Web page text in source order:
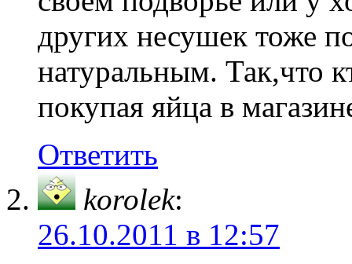
других несушек тоже
натуральным. Так,что
покупая яйца в
Ответить
korolek:
26.10.2011 в 12:57